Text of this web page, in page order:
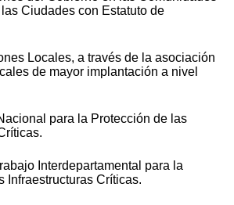
Ciudades con Estatuto de
Locales, a través de la asociación
de mayor implantación a nivel
para la Protección de las
Interdepartamental para la
Infraestructuras Críticas.